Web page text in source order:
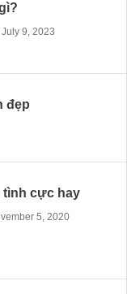
July 9, 2023
đẹp
tình cực hay
5, 2020